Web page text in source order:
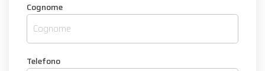
Cognome
Telefono